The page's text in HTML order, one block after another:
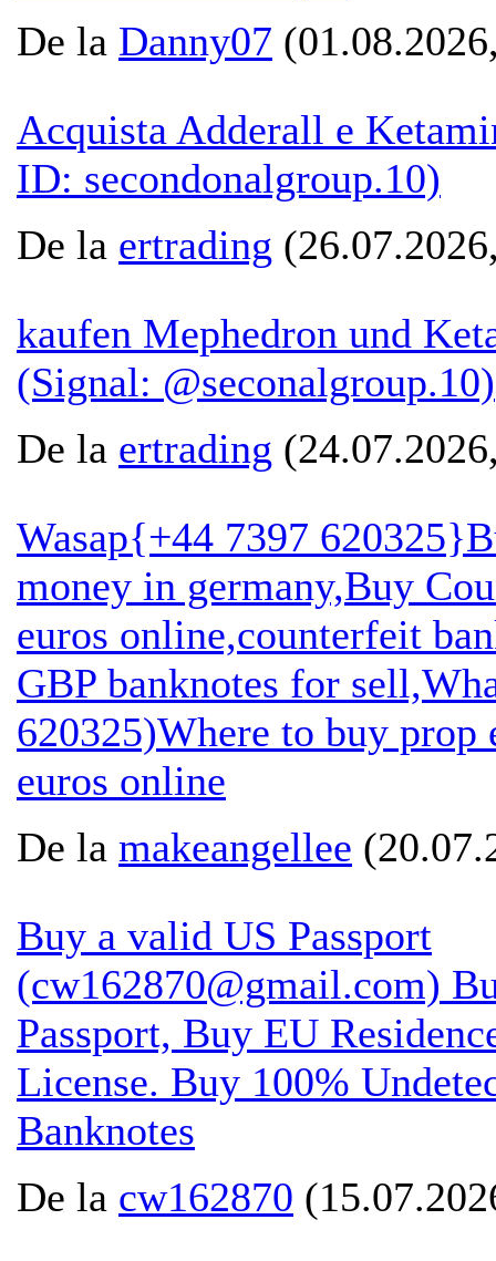
De la Danny07
Acquista Adderall e
ID: secondonalgroup.10)
De la ertrading
kaufen Mephedron und
(Signal: @seconalgroup.10)
De la ertrading
Wasap{+44 7397
money in germany,Buy
euros online,counterfeit
GBP banknotes for
620325)Where to buy prop
euros online
De la makeangellee
Buy a valid US Passport
(cw162870@gmail.com)
Passport, Buy EU
License. Buy 100%
Banknotes
De la cw162870